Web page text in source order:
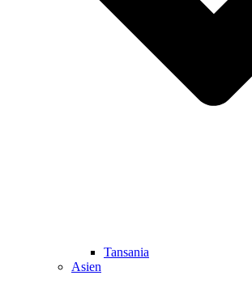
Tansania
Asien